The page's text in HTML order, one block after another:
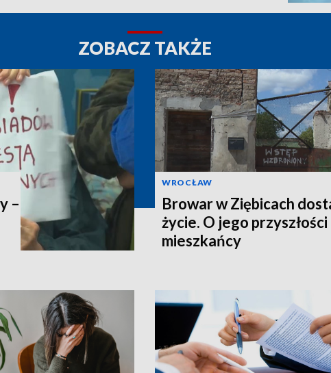
ZOBACZ TAKŻE
–
WROCŁAW
Browar w Ziębicach
życie. O jego
mieszkańcy